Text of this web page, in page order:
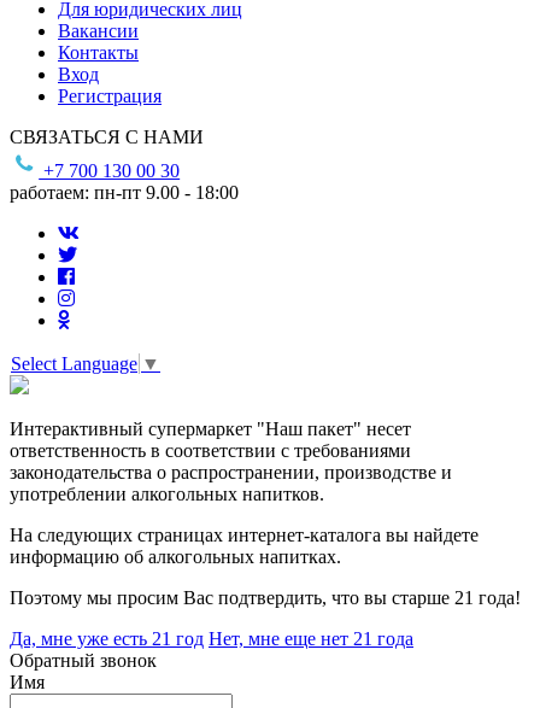
Для юридических лиц
Вакансии
Контакты
Вход
Регистрация
СВЯЗАТЬСЯ С НАМИ
+7 700 130 00 30
работаем: пн-пт 9.00 - 18:00
Select Language ▼
Интерактивный супермаркет "Наш пакет" несет
ответственность в соответствии с требованиями
законодательства о распространении, производстве и
употреблении алкогольных напитков.
На следующих страницах интернет-каталога вы найдете
информацию об алкогольных напитках.
Поэтому мы просим Вас подтвердить, что вы старше 21 года!
Да, мне уже есть 21 год Нет, мне еще нет 21 года
Обратный звонок
Имя